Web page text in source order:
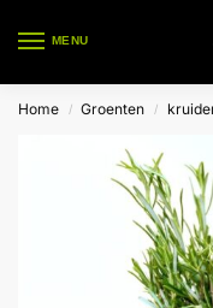
MENU
Home / Groenten /